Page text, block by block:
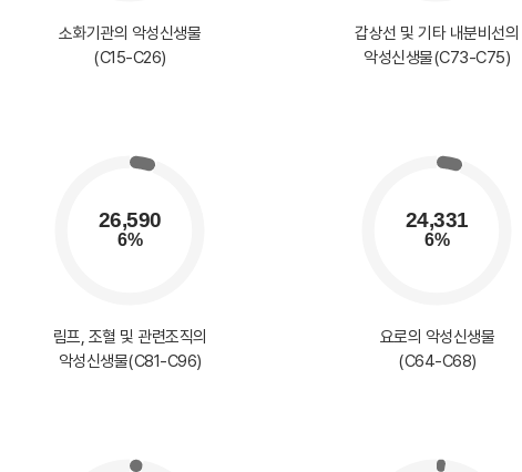
소화기관의 악성신생물
(C15-C26)
갑상선 및 기타 내분비선의
악성신생물(C73-C75)
림프, 조혈 및 관련조직의
악성신생물(C81-C96)
요로의 악성신생물
(C64-C68)